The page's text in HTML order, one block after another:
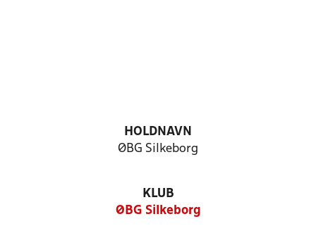
HOLDNAVN
ØBG Silkeborg
KLUB
ØBG Silkeborg